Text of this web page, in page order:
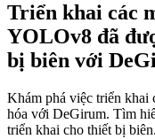
Triển khai các
YOLOv8 đã
bị biên với
Khám phá việc triển
hóa với DeGirum. Tìm
triển khai cho thiết bị